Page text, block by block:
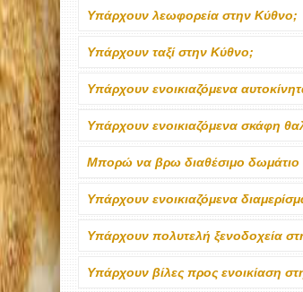
Υπάρχουν λεωφορεία στην Κύθνο;
Υπάρχουν ταξί στην Κύθνο;
Υπάρχουν ενοικιαζόμενα
Υπάρχουν ενοικιαζόμενα σκάφη
Μπορώ να βρω διαθέσιμο
Υπάρχουν ενοικιαζόμενα
Υπάρχουν πολυτελή ξενοδοχεία
Υπάρχουν βίλες προς ενοικίαση